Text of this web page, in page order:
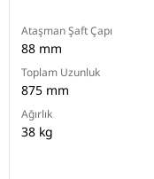
Ataşman Şaft Çapı
88 mm
Toplam Uzunluk
875 mm
Ağırlık
38 kg